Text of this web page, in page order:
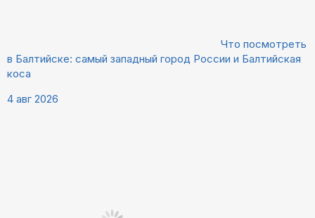
Что посмотреть
в Балтийске: самый западный город России и Балтийская
коса
4 авг 2026